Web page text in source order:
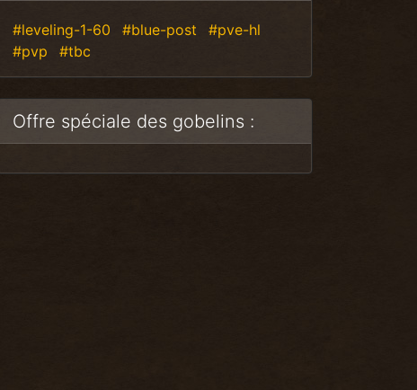
#leveling-1-60 #blue-post
#pve-hl
#pvp
#tbc
Offre spéciale des gobelins :